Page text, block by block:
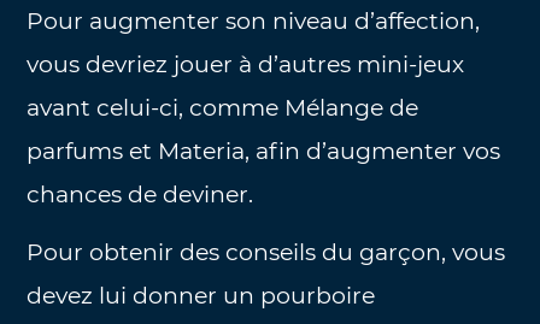
Pour augmenter son niveau d’affection,
vous devriez jouer à d’autres mini-jeux
avant celui-ci, comme Mélange de
parfums et Materia, afin d’augmenter vos
chances de deviner.
Pour obtenir des conseils du garçon, vous
devez lui donner un pourboire